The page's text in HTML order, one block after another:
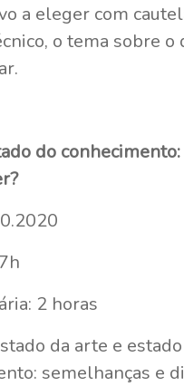
a eleger com
o tema sobre
do conhecimento:
2 horas
da arte e
semelhanças e